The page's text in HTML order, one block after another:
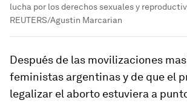
lucha por los derechos sexuales y
REUTERS/Agustin Marcarian
Después de las movilizaciones
feministas argentinas y de que el
legalizar el aborto estuviera a